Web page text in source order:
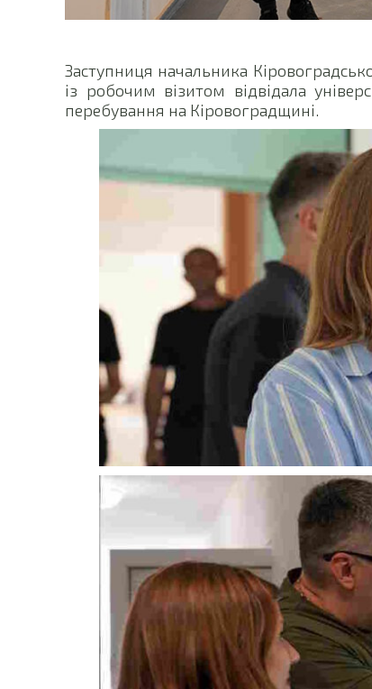
Заступниця начальника
із робочим візитом відвідала
перебування на Кіровоградщині.